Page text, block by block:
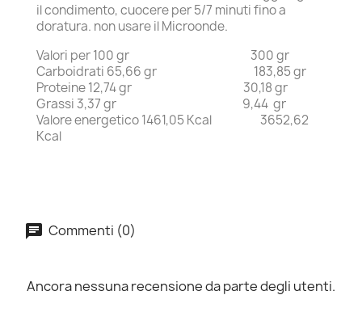
il condimento, cuocere per 5/7 minuti fino a
doratura. non usare il Microonde.
Valori per 100 gr 300 gr
Carboidrati 65,66 gr 183,85 gr
Proteine 12,74 gr 30,18 gr
Grassi 3,37 gr 9,44 gr
Valore energetico 1461,05 Kcal 3652,62
Kcal
Commenti (0)
Ancora nessuna recensione da parte degli utenti.